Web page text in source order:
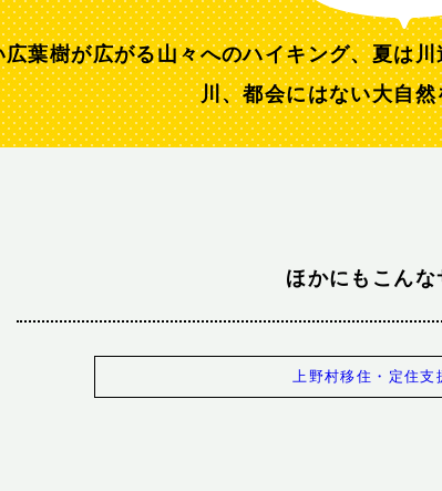
葉樹が広がる山々へのハイキング、夏は
川、都会にはない大自
ほかにもこんな
上野村移住・定住支